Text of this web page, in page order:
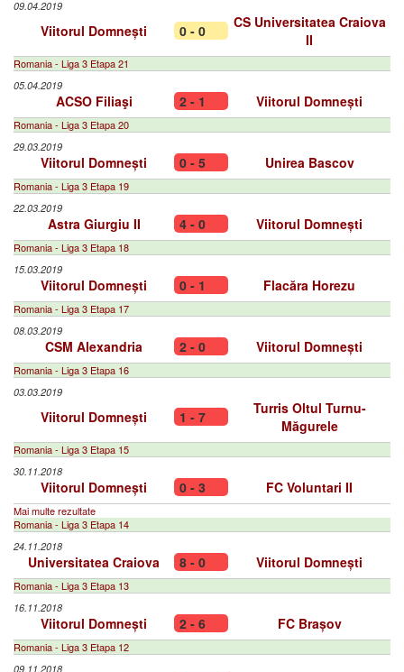
09.04.2019
Viitorul Domnești 0 - 0
CS Universitatea Craiova
II
Romania - Liga 3 Etapa 21
05.04.2019
ACSO Filiaşi 2 - 1 Viitorul Domnești
Romania - Liga 3 Etapa 20
29.03.2019
Viitorul Domnești 0 - 5 Unirea Bascov
Romania - Liga 3 Etapa 19
22.03.2019
Astra Giurgiu II 4 - 0 Viitorul Domnești
Romania - Liga 3 Etapa 18
15.03.2019
Viitorul Domnești 0 - 1 Flacăra Horezu
Romania - Liga 3 Etapa 17
08.03.2019
CSM Alexandria 2 - 0 Viitorul Domnești
Romania - Liga 3 Etapa 16
03.03.2019
Viitorul Domnești 1 - 7
Turris Oltul Turnu-
Măgurele
Romania - Liga 3 Etapa 15
30.11.2018
Viitorul Domnești 0 - 3 FC Voluntari II
Mai multe rezultate
Romania - Liga 3 Etapa 14
24.11.2018
Universitatea Craiova 8 - 0 Viitorul Domnești
Romania - Liga 3 Etapa 13
16.11.2018
Viitorul Domnești 2 - 6 FC Brașov
Romania - Liga 3 Etapa 12
09.11.2018